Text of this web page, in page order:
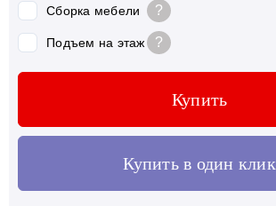
Сборка мебели ?
Подъем на этаж ?
Купить
Купить в один клик